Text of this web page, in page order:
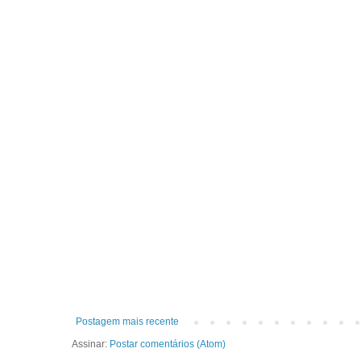
Postagem mais recente
Assinar: Postar comentários (Atom)